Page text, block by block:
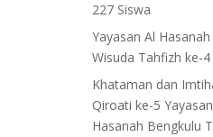
227 Siswa
Yayasan Al
Wisuda Tahfizh ke-4
Khataman dan
Qiroati ke-5
Hasanah Bengkulu